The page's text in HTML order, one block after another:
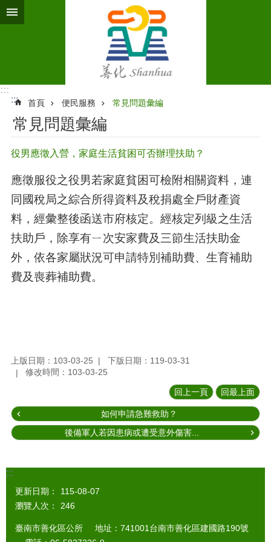
跳到主要內容區塊
:::
:::
首頁 便民服務 常見問題彙編
常見問題彙編
役男應徵入營，家庭生活貧困可否辦理扶助？
應徵服役之役男若家庭貧困可檢附相關資料，連
同國稅局之綜合所得資料及稅捐處全戶財產資
料，經彙整後函送市府核定。經核定列級之生活
扶助戶，除享有ㄧ次安家費及三節生活扶助金
外，依各家屬狀況可申請特別補助費、生育補助
費及喪葬補助費。
上版日期：103-03-25
下版日期：119-03-31
修改時間：103-03-25
回上一頁 回最上面
如何申請急難救助？
後備軍人若因患病或遭受意外傷害...
:::
更新日期：
115-08-07
瀏覽人次：
246
臺南市善化區公所 地址：741001台南市善化區建國路190號